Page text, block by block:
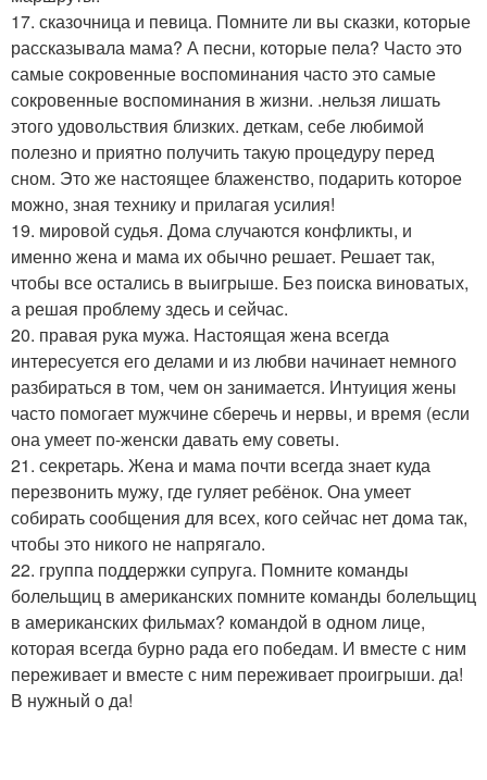
17. сказочница и певица. Помните ли вы сказки, которые
рассказывала мама? А песни, которые пела? Часто это
самые сокровенные воспоминания часто это самые
сокровенные воспоминания в жизни. .нельзя лишать
этого удовольствия близких. деткам, себе любимой
полезно и приятно получить такую процедуру перед
сном. Это же настоящее блаженство, подарить которое
можно, зная технику и прилагая усилия!
19. мировой судья. Дома случаются конфликты, и
именно жена и мама их обычно решает. Решает так,
чтобы все остались в выигрыше. Без поиска виноватых,
а решая проблему здесь и сейчас.
20. правая рука мужа. Настоящая жена всегда
интересуется его делами и из любви начинает немного
разбираться в том, чем он занимается. Интуиция жены
часто помогает мужчине сберечь и нервы, и время (если
она умеет по-женски давать ему советы.
21. секретарь. Жена и мама почти всегда знает куда
перезвонить мужу, где гуляет ребёнок. Она умеет
собирать сообщения для всех, кого сейчас нет дома так,
чтобы это никого не напрягало.
22. группа поддержки супруга. Помните команды
болельщиц в американских помните команды болельщиц
в американских фильмах? командой в одном лице,
которая всегда бурно рада его победам. И вместе с ним
переживает и вместе с ним переживает проигрыши. да!
В нужный о да!